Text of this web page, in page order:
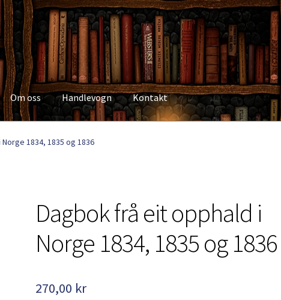
Om oss Handlevogn Kontakt
Kategorier Kjøpsvilkår
1834, 1835 og 1836
Dagbok frå eit opphald i
Norge 1834, 1835 og 1836
270,00 kr